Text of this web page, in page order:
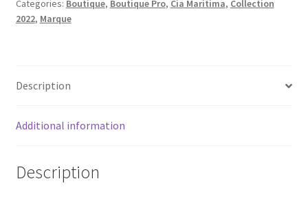
BAIN
UNE
Categories: Boutique, Boutique Pro, Cia Maritima, Collection
2022, Marque
Description
Additional information
Description